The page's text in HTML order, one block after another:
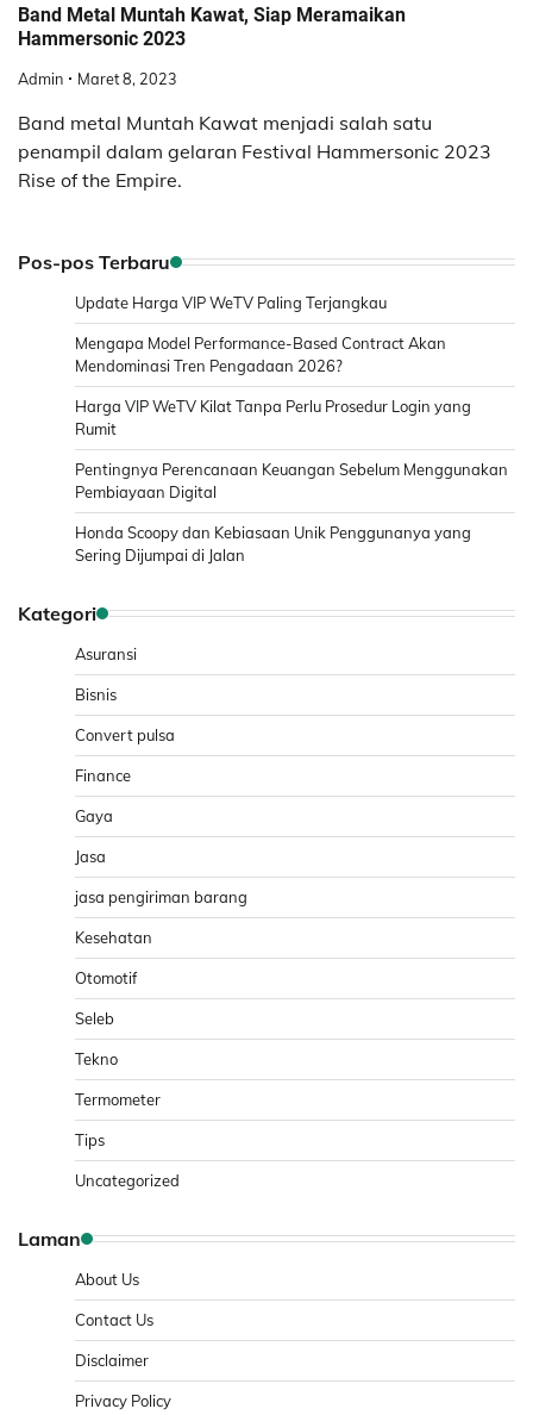
Band Metal Muntah Kawat, Siap Meramaikan
Hammersonic 2023
Admin Maret 8, 2023
Band metal Muntah Kawat menjadi salah satu
penampil dalam gelaran Festival Hammersonic 2023
Rise of the Empire.
Pos-pos Terbaru
Update Harga VIP WeTV Paling Terjangkau
Mengapa Model Performance-Based Contract Akan
Mendominasi Tren Pengadaan 2026?
Harga VIP WeTV Kilat Tanpa Perlu Prosedur Login yang
Rumit
Pentingnya Perencanaan Keuangan Sebelum Menggunakan
Pembiayaan Digital
Honda Scoopy dan Kebiasaan Unik Penggunanya yang
Sering Dijumpai di Jalan
Kategori
Asuransi
Bisnis
Convert pulsa
Finance
Gaya
Jasa
jasa pengiriman barang
Kesehatan
Otomotif
Seleb
Tekno
Termometer
Tips
Uncategorized
Laman
About Us
Contact Us
Disclaimer
Privacy Policy